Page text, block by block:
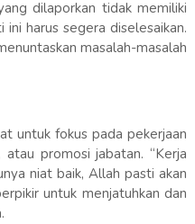
dilaporkan tidak memiliki
harus segera diselesaikan.
masalah-masalah
untuk fokus pada pekerjaan
promosi jabatan. “Kerja
niat baik, Allah pasti akan
untuk menjatuhkan dan